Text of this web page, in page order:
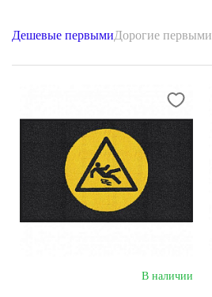
Дешевые первымиДорогие первыми
В наличии